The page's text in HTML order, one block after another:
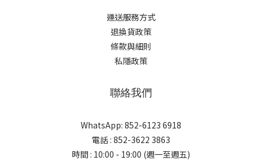
運送服務方式
退換貨政策
條款與細則
私隱政策
聯絡我們
WhatsApp: 852-6123 6918
電話 : 852-3622 3863
時間 : 10:00 - 19:00 (週一至週五)